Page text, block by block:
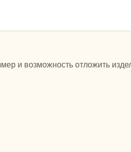
и возможность отложить